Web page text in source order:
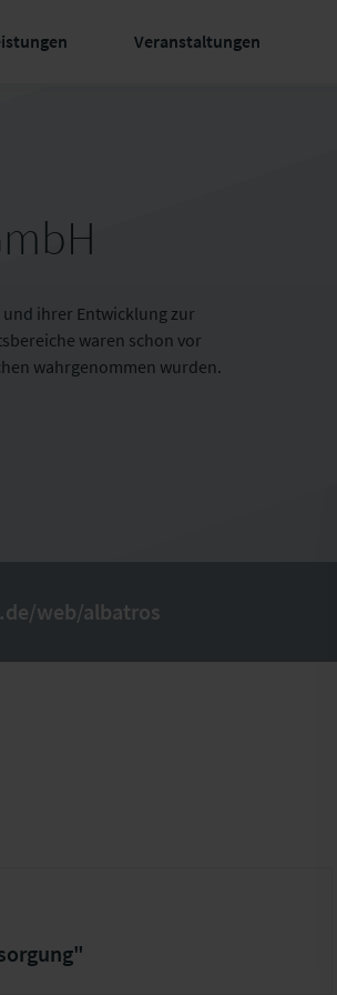
Veranstaltungen
ihrer Entwicklung zur
waren schon vor
wahrgenommen wurden.
web/albatros